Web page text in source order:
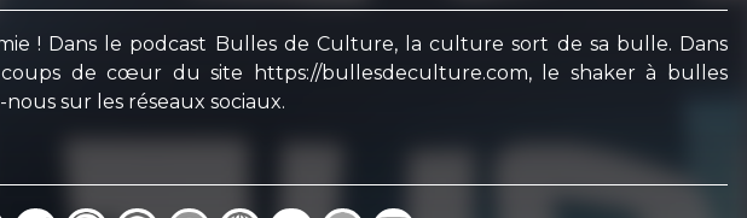
! Dans le podcast Bulles de Culture, la culture sort de sa bulle. Dans
coups de cœur du site https://bullesdeculture.com, le shaker à bulles
sur les réseaux sociaux.